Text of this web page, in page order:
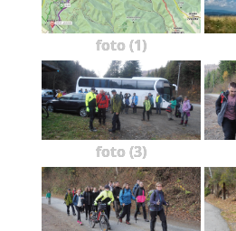
foto (1)
foto (3)